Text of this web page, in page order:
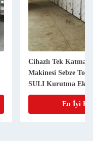
Tek Katmanlı Kemer
Sebze Toplu Üretimi İçin
Ekipmanı
En İyi Fiyatı Alın